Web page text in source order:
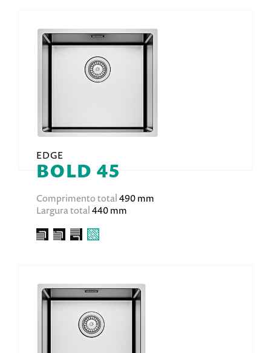
EDGE
BOLD 45
Comprimento total490 mm
Largura total440 mm